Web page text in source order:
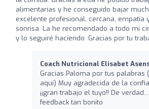
alimentarias y he conseguido bajar
excelente profesional, cercana, empatía
sonrisa. La he recomendado a todo mi
y lo seguiré haciendo. Gracias por tu
Coach Nutricional Elisabet
Gracias Paloma por tus palabras
aquí) Muy agradecida de la
¡¡gran trabajo el tuyo!! De
feedback tan bonito